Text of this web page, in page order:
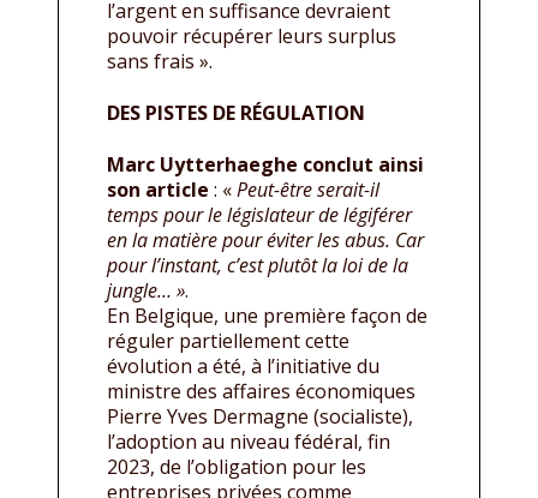
l’argent en suffisance devraient
pouvoir récupérer leurs surplus
sans frais ».
DES PISTES DE RÉGULATION
Marc Uytterhaeghe conclut ainsi
son article : «Peut-être serait-il
temps pour le législateur de légiférer
en la matière pour éviter les abus. Car
pour l’instant, c’est plutôt la loi de la
jungle… ».
En Belgique, une première façon de
réguler partiellement cette
évolution a été, à l’initiative du
ministre des affaires économiques
Pierre Yves Dermagne (socialiste),
l’adoption au niveau fédéral, fin
2023, de l’obligation pour les
entreprises privées comme